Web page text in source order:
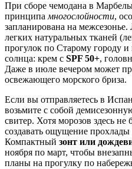
При сборе чемодана в
принципа многослойности,
запланирована на межсезонье.
легких натуральных тканей
прогулок по Старому городу
солнца: крем с SPF 50+,
Даже в июле вечером может
освежающего морского бриза.
Если вы отправляетесь в
возьмите с собой
свитер. Хотя морозов здесь не
создавать ощущение прохлады
Компактный зонт или
ноября по март, чтобы
планы на прогулку по